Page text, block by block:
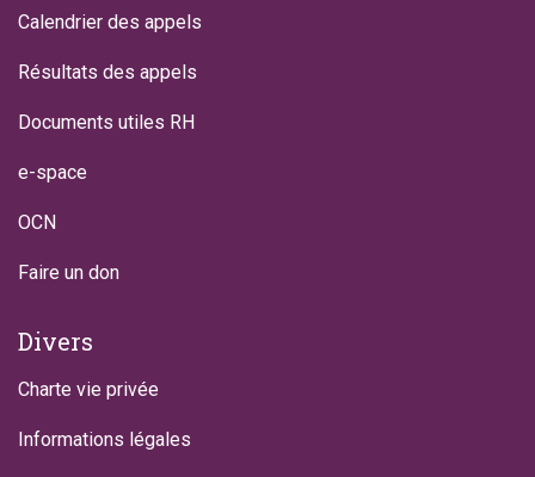
Calendrier des appels
Résultats des appels
Documents utiles RH
e-space
OCN
Faire un don
Divers
Charte vie privée
Informations légales